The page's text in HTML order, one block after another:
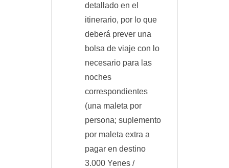
detallado en el
itinerario, por lo que
deberá prever una
bolsa de viaje con lo
necesario para las
noches
correspondientes
(una maleta por
persona; suplemento
por maleta extra a
pagar en destino
3.000 Yenes /